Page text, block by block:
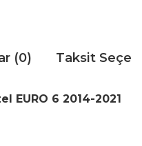
(0) Taksit
EURO 6 2014-2021